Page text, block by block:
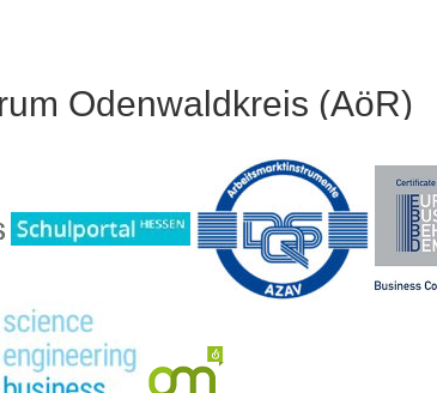
Odenwaldkreis (AöR)